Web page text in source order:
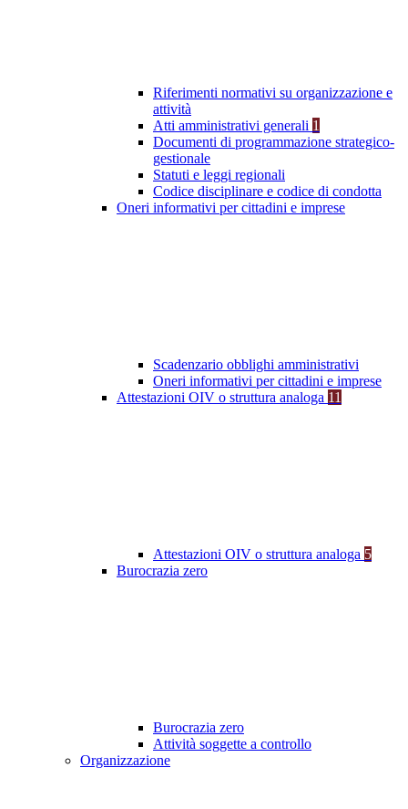
Riferimenti normativi su organizzazione e
attività
Atti amministrativi generali 1
Documenti di programmazione strategico-
gestionale
Statuti e leggi regionali
Codice disciplinare e codice di condotta
Oneri informativi per cittadini e imprese
Scadenzario obblighi amministrativi
Oneri informativi per cittadini e imprese
Attestazioni OIV o struttura analoga 11
Attestazioni OIV o struttura analoga 5
Burocrazia zero
Burocrazia zero
Attività soggette a controllo
Organizzazione